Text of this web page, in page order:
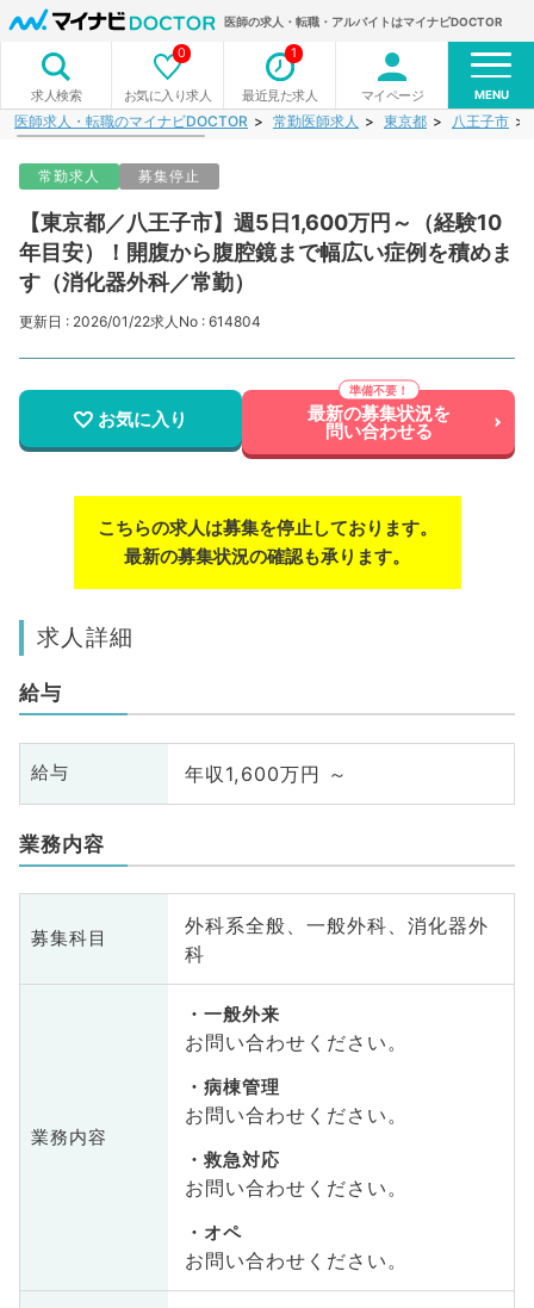
医師の求人・転職・アルバイトはマイナビDOCTOR
求人検索 お気に入り求人
0
最近見た求人
1
マイページ MENU
医師求人・転職のマイナビDOCTOR 常勤医師求人 東京都 八王子市
常勤求人 募集停止
【東京都／八王子市】週5日1,600万円～（経験10
年目安）！開腹から腹腔鏡まで幅広い症例を積めま
す（消化器外科／常勤）
更新日 : 2026/01/22求人No : 614804
お気に入り 最新の募集状況を
問い合わせる
こちらの求人は募集を停止しております。
最新の募集状況の確認も承ります。
求人詳細
給与
給与 年収1,600万円 ～
業務内容
募集科目
外科系全般、一般外科、消化器外
科
業務内容
一般外来
お問い合わせください。
病棟管理
お問い合わせください。
救急対応
お問い合わせください。
オペ
お問い合わせください。